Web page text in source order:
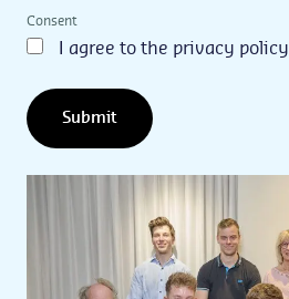
Consent
I agree to the privacy policy.
Submit